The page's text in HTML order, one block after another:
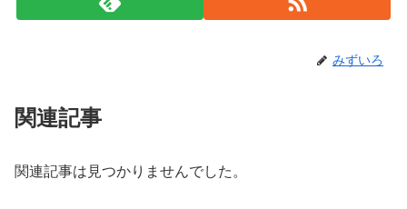
みずいろ
関連記事
関連記事は見つかりませんでした。